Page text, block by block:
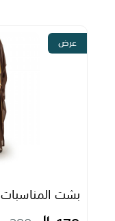
عرض
بشت المناسبات